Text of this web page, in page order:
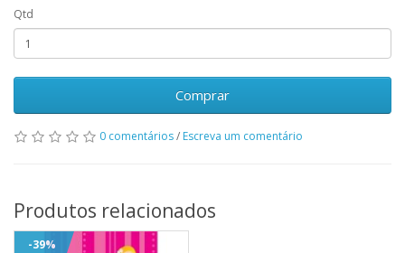
Qtd
Comprar
0 comentários/ Escreva um comentário
Produtos relacionados
-39%